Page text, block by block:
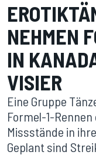
NEHMEN
IN
VISIER
Eine Gruppe
Formel-1-
Missstände in
Geplant sind